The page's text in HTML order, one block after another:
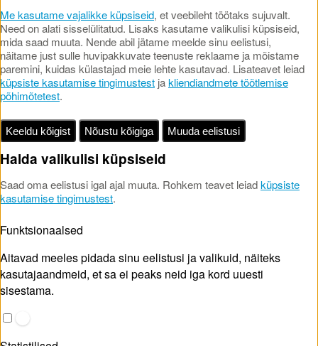
Me kasutame vajalikke küpsiseid, et veebileht töötaks sujuvalt.
Need on alati sisselülitatud. Lisaks kasutame valikulisi küpsiseid,
mida saad muuta. Nende abil jätame meelde sinu eelistusi,
näitame just sulle huvipakkuvate teenuste reklaame ja mõistame
paremini, kuidas külastajad meie lehte kasutavad. Lisateavet leiad
küpsiste kasutamise tingimustest jakliendiandmete töötlemise
põhimõtetest.
Keeldu kõigist Nõustu kõigiga Muuda eelistusi
Halda valikulisi küpsiseid
Saad oma eelistusi igal ajal muuta. Rohkem teavet leiadküpsiste
kasutamise tingimustest.
Funktsionaalsed
Aitavad meeles pidada sinu eelistusi ja valikuid, näiteks
kasutajaandmeid, et sa ei peaks neid iga kord uuesti
sisestama.